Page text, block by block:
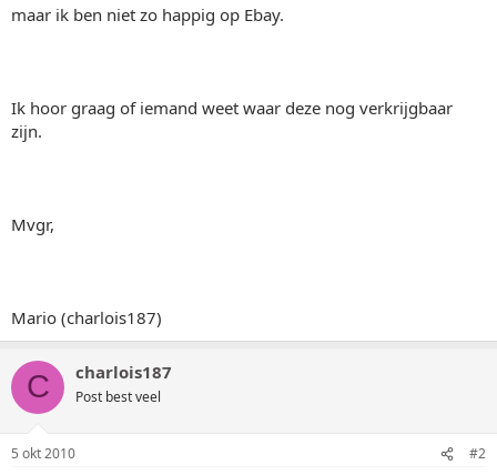
maar ik ben niet zo happig op Ebay.
Ik hoor graag of iemand weet waar deze nog verkrijgbaar
zijn.
Mvgr,
Mario (charlois187)
C charlois187
Post best veel
5 okt 2010 #2